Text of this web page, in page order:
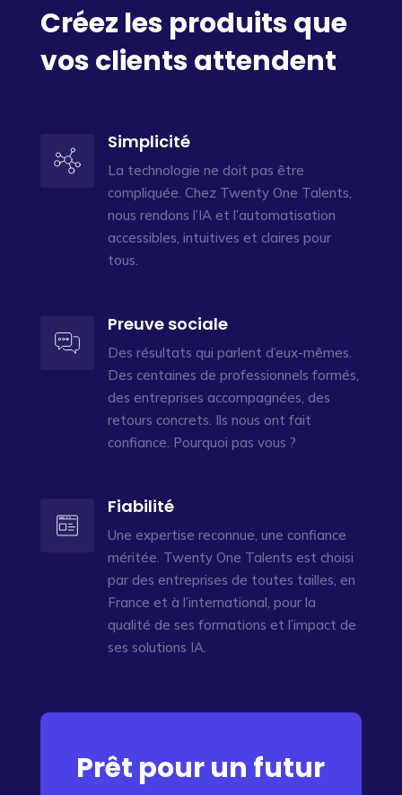
Créez les produits que
vos clients attendent
Simplicité
La technologie ne doit pas être
compliquée. Chez Twenty One Talents,
nous rendons l’IA et l’automatisation
accessibles, intuitives et claires pour
tous.
Preuve sociale
Des résultats qui parlent d’eux-mêmes.
Des centaines de professionnels formés,
des entreprises accompagnées, des
retours concrets. Ils nous ont fait
confiance. Pourquoi pas vous ?
Fiabilité
Une expertise reconnue, une confiance
méritée. Twenty One Talents est choisi
par des entreprises de toutes tailles, en
France et à l’international, pour la
qualité de ses formations et l’impact de
ses solutions IA.
Prêt pour un futur